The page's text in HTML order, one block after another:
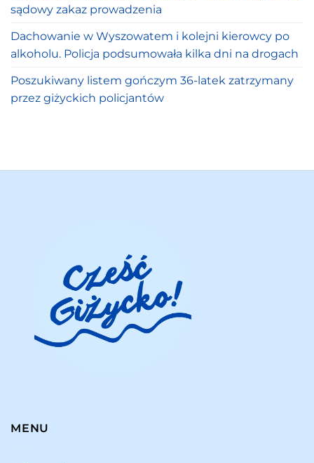
sądowy zakaz prowadzenia
Dachowanie w Wyszowatem i kolejni kierowcy po
alkoholu. Policja podsumowała kilka dni na drogach
Poszukiwany listem gończym 36-latek zatrzymany
przez giżyckich policjantów
MENU